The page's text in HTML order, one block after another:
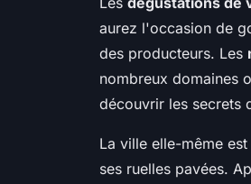
aurez l'occasion de
des producteurs. Les
nombreux domaines
découvrir les secrets
La ville elle-même
ses ruelles pavées.